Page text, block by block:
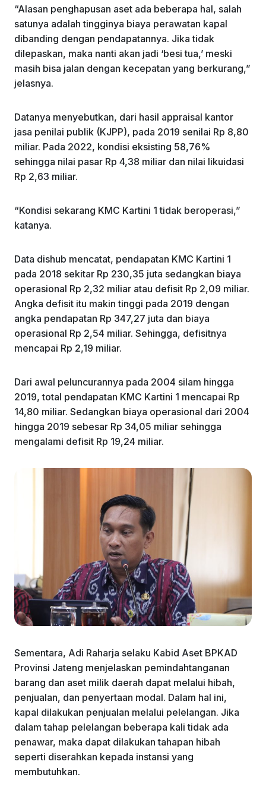
“Alasan penghapusan aset ada beberapa hal, salah
satunya adalah tingginya biaya perawatan kapal
dibanding dengan pendapatannya. Jika tidak
dilepaskan, maka nanti akan jadi ‘besi tua,’ meski
masih bisa jalan dengan kecepatan yang berkurang,”
jelasnya.
Datanya menyebutkan, dari hasil appraisal kantor
jasa penilai publik (KJPP), pada 2019 senilai Rp 8,80
miliar. Pada 2022, kondisi eksisting 58,76%
sehingga nilai pasar Rp 4,38 miliar dan nilai likuidasi
Rp 2,63 miliar.
“Kondisi sekarang KMC Kartini 1 tidak beroperasi,”
katanya.
Data dishub mencatat, pendapatan KMC Kartini 1
pada 2018 sekitar Rp 230,35 juta sedangkan biaya
operasional Rp 2,32 miliar atau defisit Rp 2,09 miliar.
Angka defisit itu makin tinggi pada 2019 dengan
angka pendapatan Rp 347,27 juta dan biaya
operasional Rp 2,54 miliar. Sehingga, defisitnya
mencapai Rp 2,19 miliar.
Dari awal peluncurannya pada 2004 silam hingga
2019, total pendapatan KMC Kartini 1 mencapai Rp
14,80 miliar. Sedangkan biaya operasional dari 2004
hingga 2019 sebesar Rp 34,05 miliar sehingga
mengalami defisit Rp 19,24 miliar.
Sementara, Adi Raharja selaku Kabid Aset BPKAD
Provinsi Jateng menjelaskan pemindahtanganan
barang dan aset milik daerah dapat melalui hibah,
penjualan, dan penyertaan modal. Dalam hal ini,
kapal dilakukan penjualan melalui pelelangan. Jika
dalam tahap pelelangan beberapa kali tidak ada
penawar, maka dapat dilakukan tahapan hibah
seperti diserahkan kepada instansi yang
membutuhkan.